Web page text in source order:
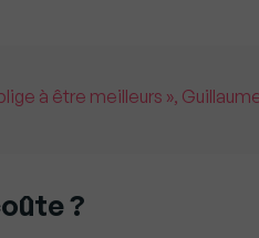
à être meilleurs »,
?